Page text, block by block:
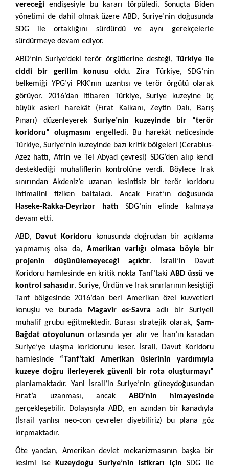
vereceği endişesiyle bu kararı törpüledi. Sonuçta Biden
yönetimi de dahil olmak üzere ABD, Suriye’nin doğusunda
SDG ile ortaklığını sürdürdü ve aynı gerekçelerle
sürdürmeye devam ediyor.
ABD’nin Suriye’deki terör örgütlerine desteği, Türkiye ile
ciddi bir gerilim konusu oldu. Zira Türkiye, SDG’nin
belkemiği YPG’yi PKK’nın uzantısı ve terör örgütü olarak
görüyor. 2016’dan itibaren Türkiye, Suriye kuzeyine üç
büyük askeri harekât (Fırat Kalkanı, Zeytin Dalı, Barış
Pınarı) düzenleyerek Suriye’nin kuzeyinde bir “terör
koridoru” oluşmasını engelledi. Bu harekât neticesinde
Türkiye, Suriye’nin kuzeyinde bazı kritik bölgeleri (Cerablus-
Azez hattı, Afrin ve Tel Abyad çevresi) SDG’den alıp kendi
desteklediği muhaliflerin kontrolüne verdi. Böylece Irak
sınırından Akdeniz’e uzanan kesintisiz bir terör koridoru
ihtimalini fiziken baltaladı. Ancak Fırat’ın doğusunda
Haseke-Rakka-Deyrizor hattıSDG’nin elinde kalmaya
devam etti.
ABD, Davut Koridoru konusunda doğrudan bir açıklama
yapmamış olsa da, Amerikan varlığı olmasa böyle bir
projenin düşünülemeyeceği açıktır. İsrail’in Davut
Koridoru hamlesinde en kritik nokta Tanf’taki ABD üssü ve
kontrol sahasıdır. Suriye, Ürdün ve Irak sınırlarının kesiştiği
Tanf bölgesinde 2016’dan beri Amerikan özel kuvvetleri
konuşlu ve burada Magavir es-Savra adlı bir Suriyeli
muhalif grubu eğitmektedir. Burası stratejik olarak, Şam-
Bağdat otoyolunun ortasında yer alır ve İran’ın karadan
Suriye’ye ulaşma koridorunu keser. İsrail, Davut Koridoru
hamlesinde “Tanf’taki Amerikan üslerinin yardımıyla
kuzeye doğru ilerleyerek güvenli bir rota oluşturmayı”
planlamaktadır. Yani İsrail’in Suriye’nin güneydoğusundan
Fırat’a uzanması, ancak ABD’nin himayesinde
gerçekleşebilir. Dolayısıyla ABD, en azından bir kanadıyla
(İsrail yanlısı neo-con çevreler diyebiliriz) bu plana göz
kırpmaktadır.
Öte yandan, Amerikan devlet mekanizmasının başka bir
kesimi iseKuzeydoğu Suriye’nin istikrarı için SDG ile